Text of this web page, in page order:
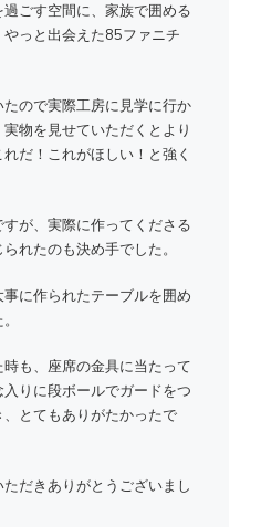
ごす空間に、家族で囲める
っと出会えた85ファニチ
ので実際工房に見学に行か
物を見せていただくとより
だ！これがほしい！と強く
が、実際に作ってくださる
れたのも決め手でした。
に作られたテーブルを囲め
も、座席の金具に当たって
りに段ボールでガードをつ
とてもありがたかったで
だきありがとうございまし